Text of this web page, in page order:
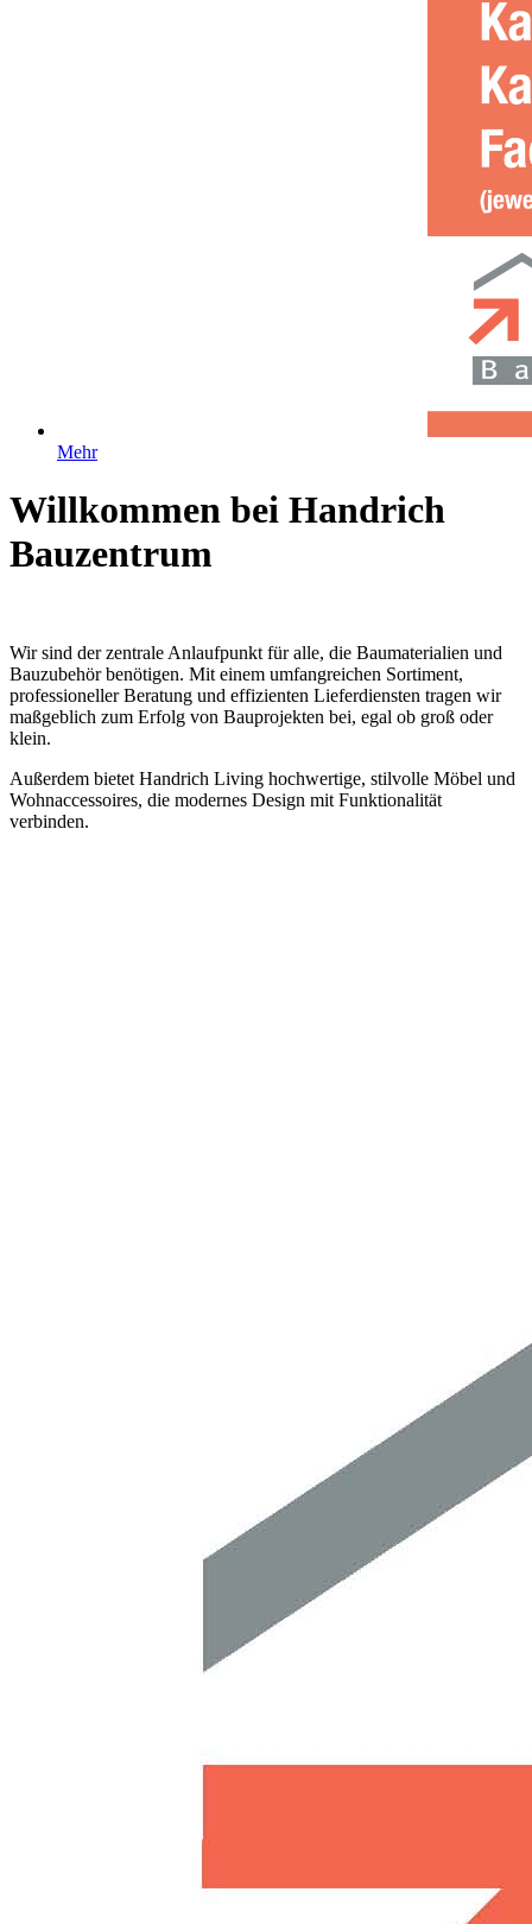
Mehr
Willkommen bei Handrich
Bauzentrum
Wir sind der zentrale Anlaufpunkt für alle, die Baumaterialien und
Bauzubehör benötigen. Mit einem umfangreichen Sortiment,
professioneller Beratung und effizienten Lieferdiensten tragen wir
maßgeblich zum Erfolg von Bauprojekten bei, egal ob groß oder
klein.
Außerdem bietet Handrich Living hochwertige, stilvolle Möbel und
Wohnaccessoires, die modernes Design mit Funktionalität
verbinden.